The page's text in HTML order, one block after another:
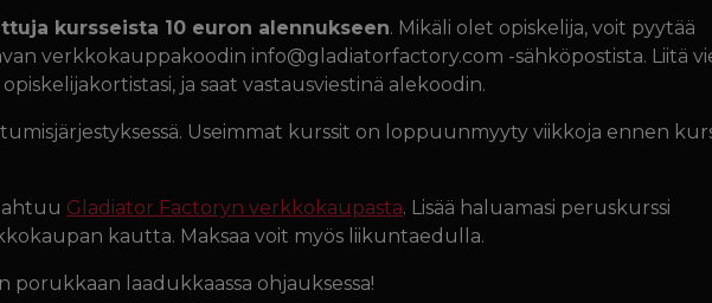
kursseista 10 euron alennukseen. Mikäli olet opiskelija, voit pyytää
verkkokauppakoodin info@gladiatorfactory.com -sähköpostista. Liitä
ja saat vastausviestinä alekoodin.
Useimmat kurssit on loppuunmyyty viikkoja ennen
Gladiator Factoryn verkkokaupasta. Lisää haluamasi peruskurssi
kautta. Maksaa voit myös liikuntaedulla.
laadukkaassa ohjauksessa!